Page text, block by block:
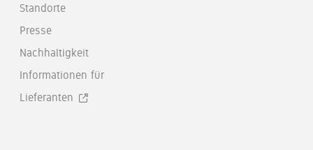
Standorte
Presse
Nachhaltigkeit
Informationen für
Lieferanten